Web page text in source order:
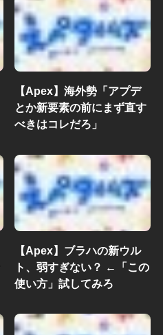
【Apex】海外勢「アプデ
とか新要素の前にまず直す
べきはコレだろ」
【Apex】ブラハの新ウル
ト、弱すぎない？ ←「この
使い方」試してみろ